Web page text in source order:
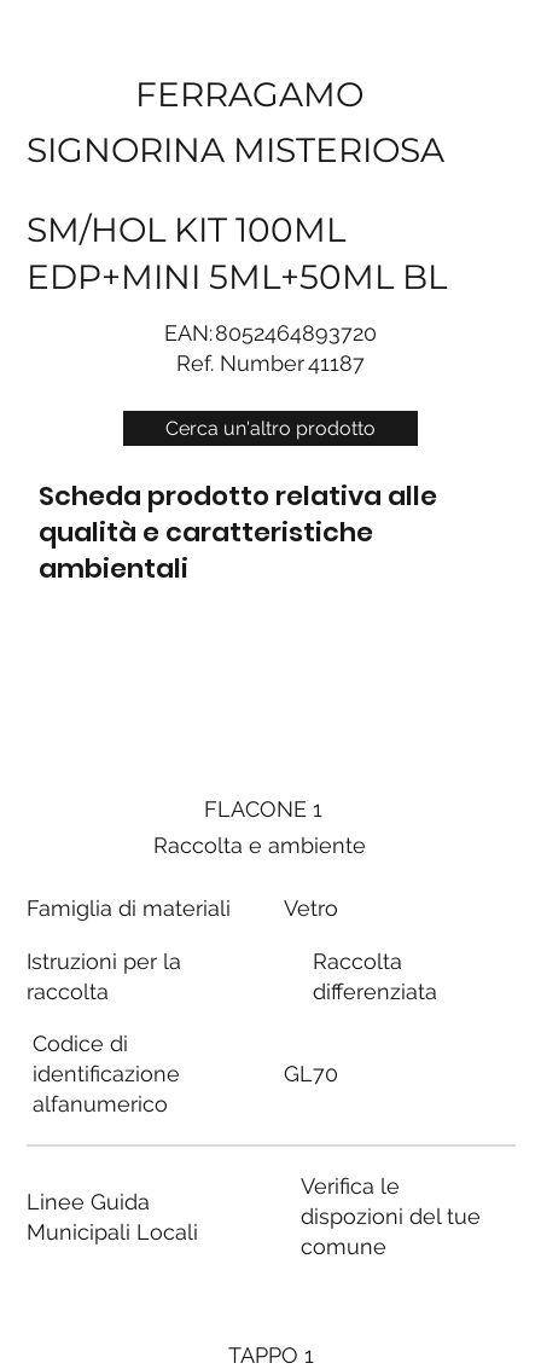
Cerca un'altro prodotto
FERRAGAMO
SIGNORINA MISTERIOSA
SM/HOL KIT 100ML
EDP+MINI 5ML+50ML BL
EAN:8052464893720
Ref. Number41187
Scheda prodotto relativa alle
qualità e caratteristiche
ambientali
FLACONE 1
Raccolta e ambiente
Famiglia di materiali
Istruzioni per la
raccolta
Codice di
identificazione
alfanumerico
Linee Guida
Municipali Locali
Vetro
Raccolta
differenziata
GL70
Verifica le
dispozioni del tue
comune
TAPPO 1